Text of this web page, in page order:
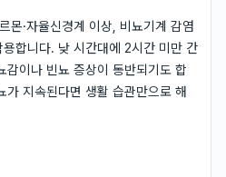
몬·자율신경계 이상, 비뇨기계 감염
합니다. 낮 시간대에 2시간 미만 간
감이나 빈뇨 증상이 동반되기도 합
가 지속된다면 생활 습관만으로 해